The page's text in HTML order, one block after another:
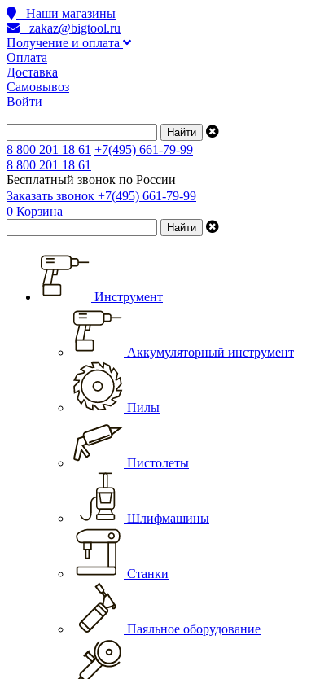
Наши магазины
zakaz@bigtool.ru
Получение и оплата
Оплата
Доставка
Самовывоз
Войти
8 800 201 18 61 +7(495) 661-79-99
8 800 201 18 61
Бесплатный звонок по России
Заказать звонок +7(495) 661-79-99
0 Корзина
Инструмент
Аккумуляторный инструмент
Пилы
Пистолеты
Шлифмашины
Станки
Паяльное оборудование